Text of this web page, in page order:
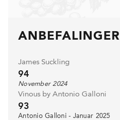
ANBEFALINGER
James Suckling
94
November 2024
Vinous by Antonio Galloni
93
Antonio Galloni - Januar 2025